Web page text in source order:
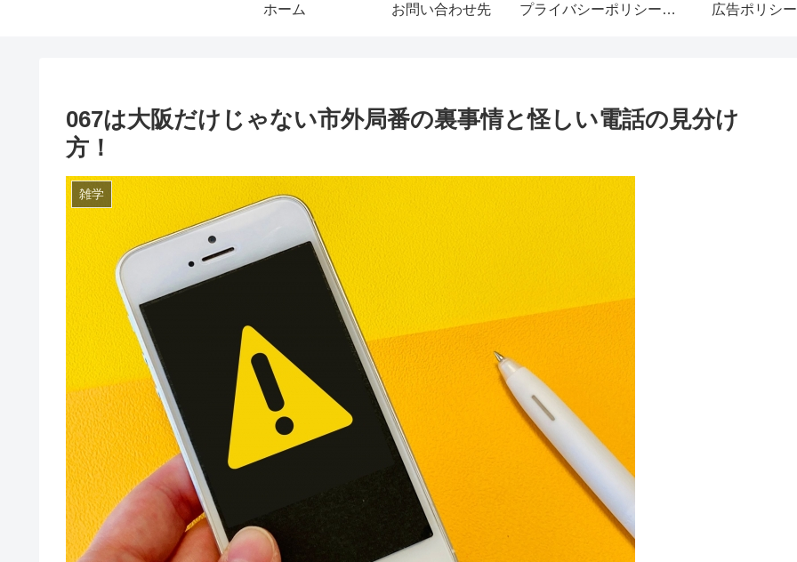
ホーム お問い合わせ先 プライバシーポリシー・免責事項 広告ポリシー
067は大阪だけじゃない市外局番の裏事情と怪しい電話の見分け
方！
雑学